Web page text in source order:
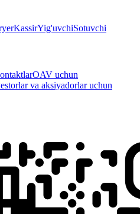
KassirYig'uvchiSotuvchi
OAV uchun
va aksiyadorlar uchun